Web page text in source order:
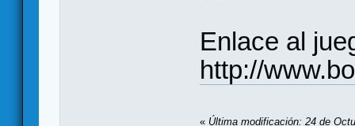
Enlace al
http://
« Última modificación: 24 de